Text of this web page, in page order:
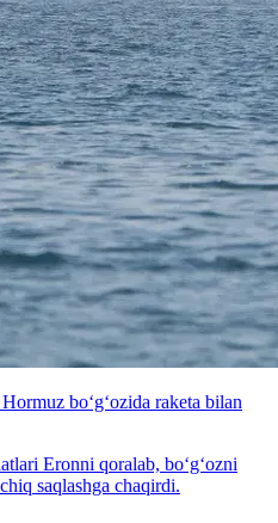
bo‘g‘ozida raketa bilan
Eronni qoralab, bo‘g‘ozni
saqlashga chaqirdi.